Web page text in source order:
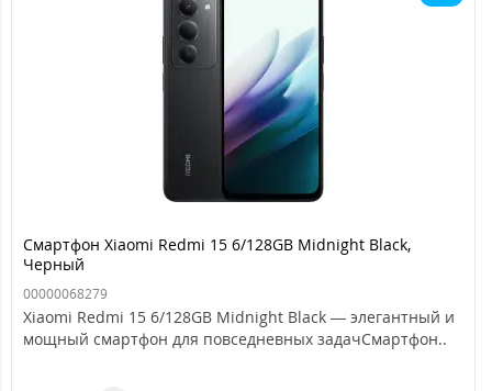
Смартфон Xiaomi Redmi 15 6/128GB Midnight Black,
Черный
00000068279
Xiaomi Redmi 15 6/128GB Midnight Black — элегантный и
мощный смартфон для повседневных задачСмартфон..